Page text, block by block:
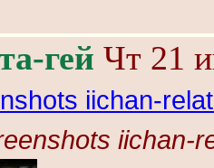
гей Чт 21
iichan-
iichan-